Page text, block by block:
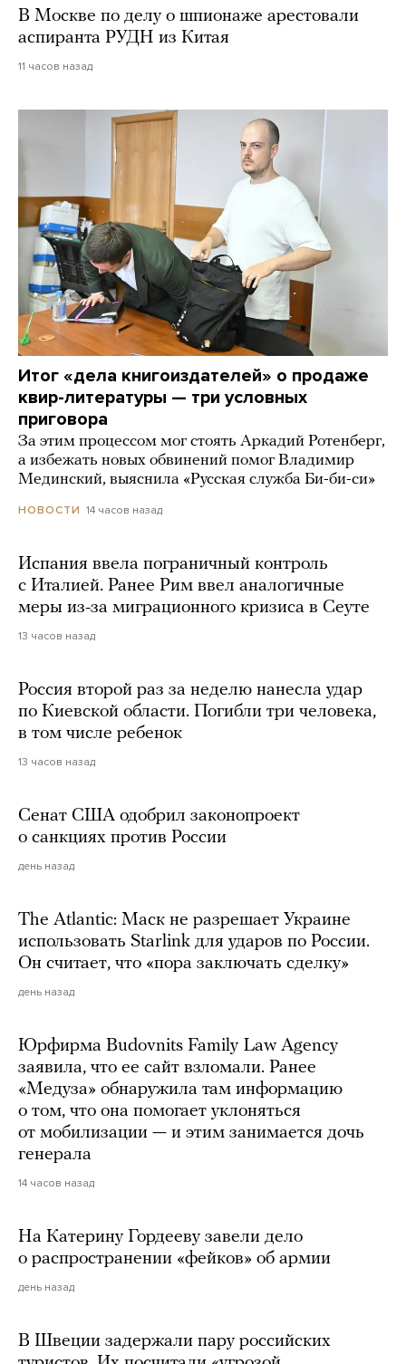
В Москве по делу о шпионаже арестовали
аспиранта РУДН из Китая
11 часов назад
Итог «дела книгоиздателей» о продаже
квир-литературы — три условных
приговора
За этим процессом мог стоять Аркадий Ротенберг,
а избежать новых обвинений помог Владимир
Мединский, выяснила «Русская служба Би-би-си»
НОВОСТИ 14 часов назад
Испания ввела пограничный контроль
с Италией. Ранее Рим ввел аналогичные
меры из-за миграционного кризиса в Сеуте
13 часов назад
Россия второй раз за неделю нанесла удар
по Киевской области. Погибли три человека,
в том числе ребенок
13 часов назад
Сенат США одобрил законопроект
о санкциях против России
день назад
The Atlantic: Маск не разрешает Украине
использовать Starlink для ударов по России.
Он считает, что «пора заключать сделку»
день назад
Юрфирма Budovnits Family Law Agency
заявила, что ее сайт взломали. Ранее
«Медуза» обнаружила там информацию
о том, что она помогает уклоняться
от мобилизации — и этим занимается дочь
генерала
14 часов назад
На Катерину Гордееву завели дело
о распространении «фейков» об армии
день назад
В Швеции задержали пару российских